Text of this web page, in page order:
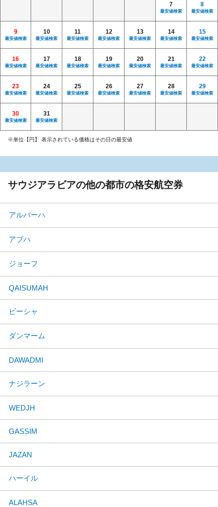
7
最安値検索
8
最安値検索
9
最安値検索
10
最安値検索
11
最安値検索
12
最安値検索
13
最安値検索
14
最安値検索
15
最安値検索
16
最安値検索
17
最安値検索
18
最安値検索
19
最安値検索
20
最安値検索
21
最安値検索
22
最安値検索
23
最安値検索
24
最安値検索
25
最安値検索
26
最安値検索
27
最安値検索
28
最安値検索
29
最安値検索
30
最安値検索
31
最安値検索
※単位【円】 表示されている価格はその日の最安値
サウジアラビアの他の都市の格安航空券
アルバーハ
アブハ
ジョーフ
QAISUMAH
ビーシャ
ダンマーム
DAWADMI
ナジラーン
WEDJH
GASSIM
JAZAN
ハーイル
ALAHSA